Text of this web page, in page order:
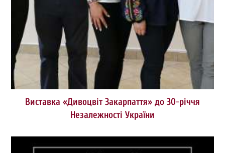
Виставка «Дивоцвіт Закарпаття» до 30-річчя
Незалежності України